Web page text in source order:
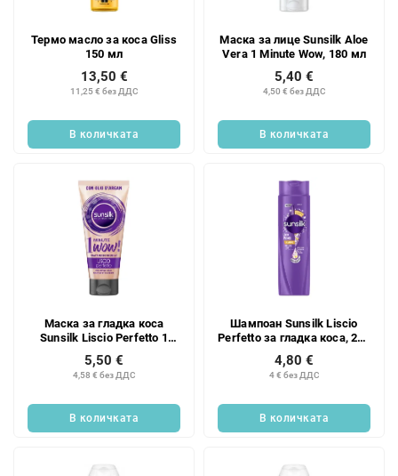
Термо масло за коса Gliss
150 мл
11,25 € без ДДС
13,50 €
В количката
Маска за лице Sunsilk Aloe
Vera 1 Minute Wow, 180 мл
4,50 € без ДДС
5,40 €
В количката
Маска за гладка коса
Sunsilk Liscio Perfetto 1
Minute Wow, 180 мл
4,58 € без ДДС
5,50 €
В количката
Шампоан Sunsilk Liscio
Perfetto за гладка коса, 250
мл
4 € без ДДС
4,80 €
В количката